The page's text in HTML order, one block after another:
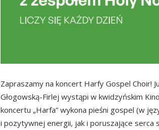
Zapraszamy na koncert Harfy Gospel Choir!
Głogowską-Firlej wystąpi w kwidzyńskim
koncertu „Harfa” wykona pieśni gospel (w
i pozytywnej energii, jak i poruszające serca